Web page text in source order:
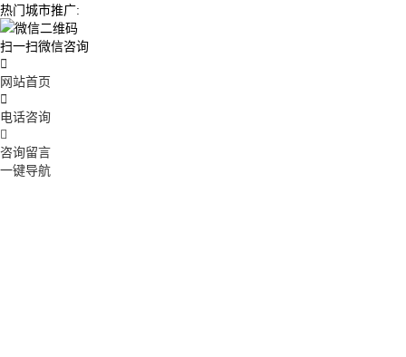
热门城市推广:
扫一扫微信咨询

网站首页

电话咨询

咨询留言
一键导航